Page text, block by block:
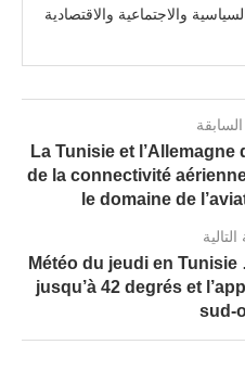
السابقة
La Tunisie et
de la connectivité
le domaine de
Météo du jeudi en
jusqu’à 42 degrés et
sud-